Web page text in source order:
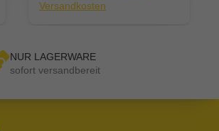
Versandkosten
NUR LAGERWARE
sofort versandbereit